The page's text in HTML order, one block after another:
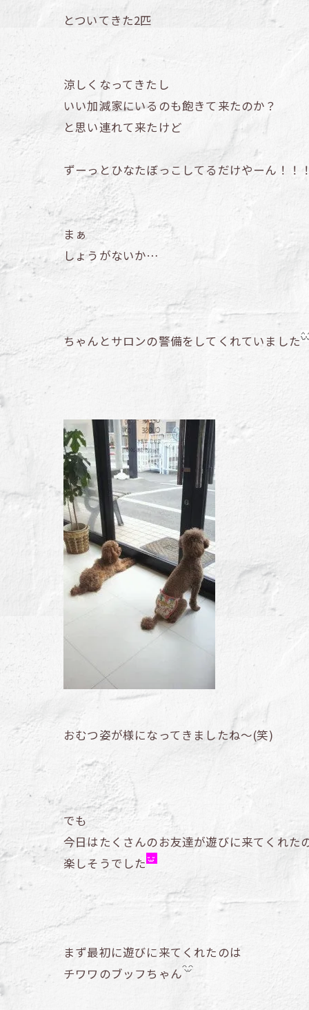
とついてきた2匹
涼しくなってきたし
いい加減家にいるのも飽きて来たのか？
と思い連れて来たけど
ずーっとひなたぼっこしてるだけやーん！！
まぁ
しょうがないか…
ちゃんとサロンの警備をしてくれていました
おむつ姿が様になってきましたね～(笑)
でも
今日はたくさんのお友達が遊びに来てくれた
楽しそうでした
まず最初に遊びに来てくれたのは
チワワのブッフちゃん